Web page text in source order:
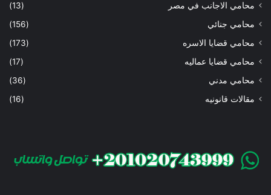
محامي الاجانب في مصر
(13)
محامي جنائي
(156)
محامي قضايا الاسره
(173)
محامي قضايا عماليه
(17)
محامي مدني
(36)
مقالات قانونيه
(16)